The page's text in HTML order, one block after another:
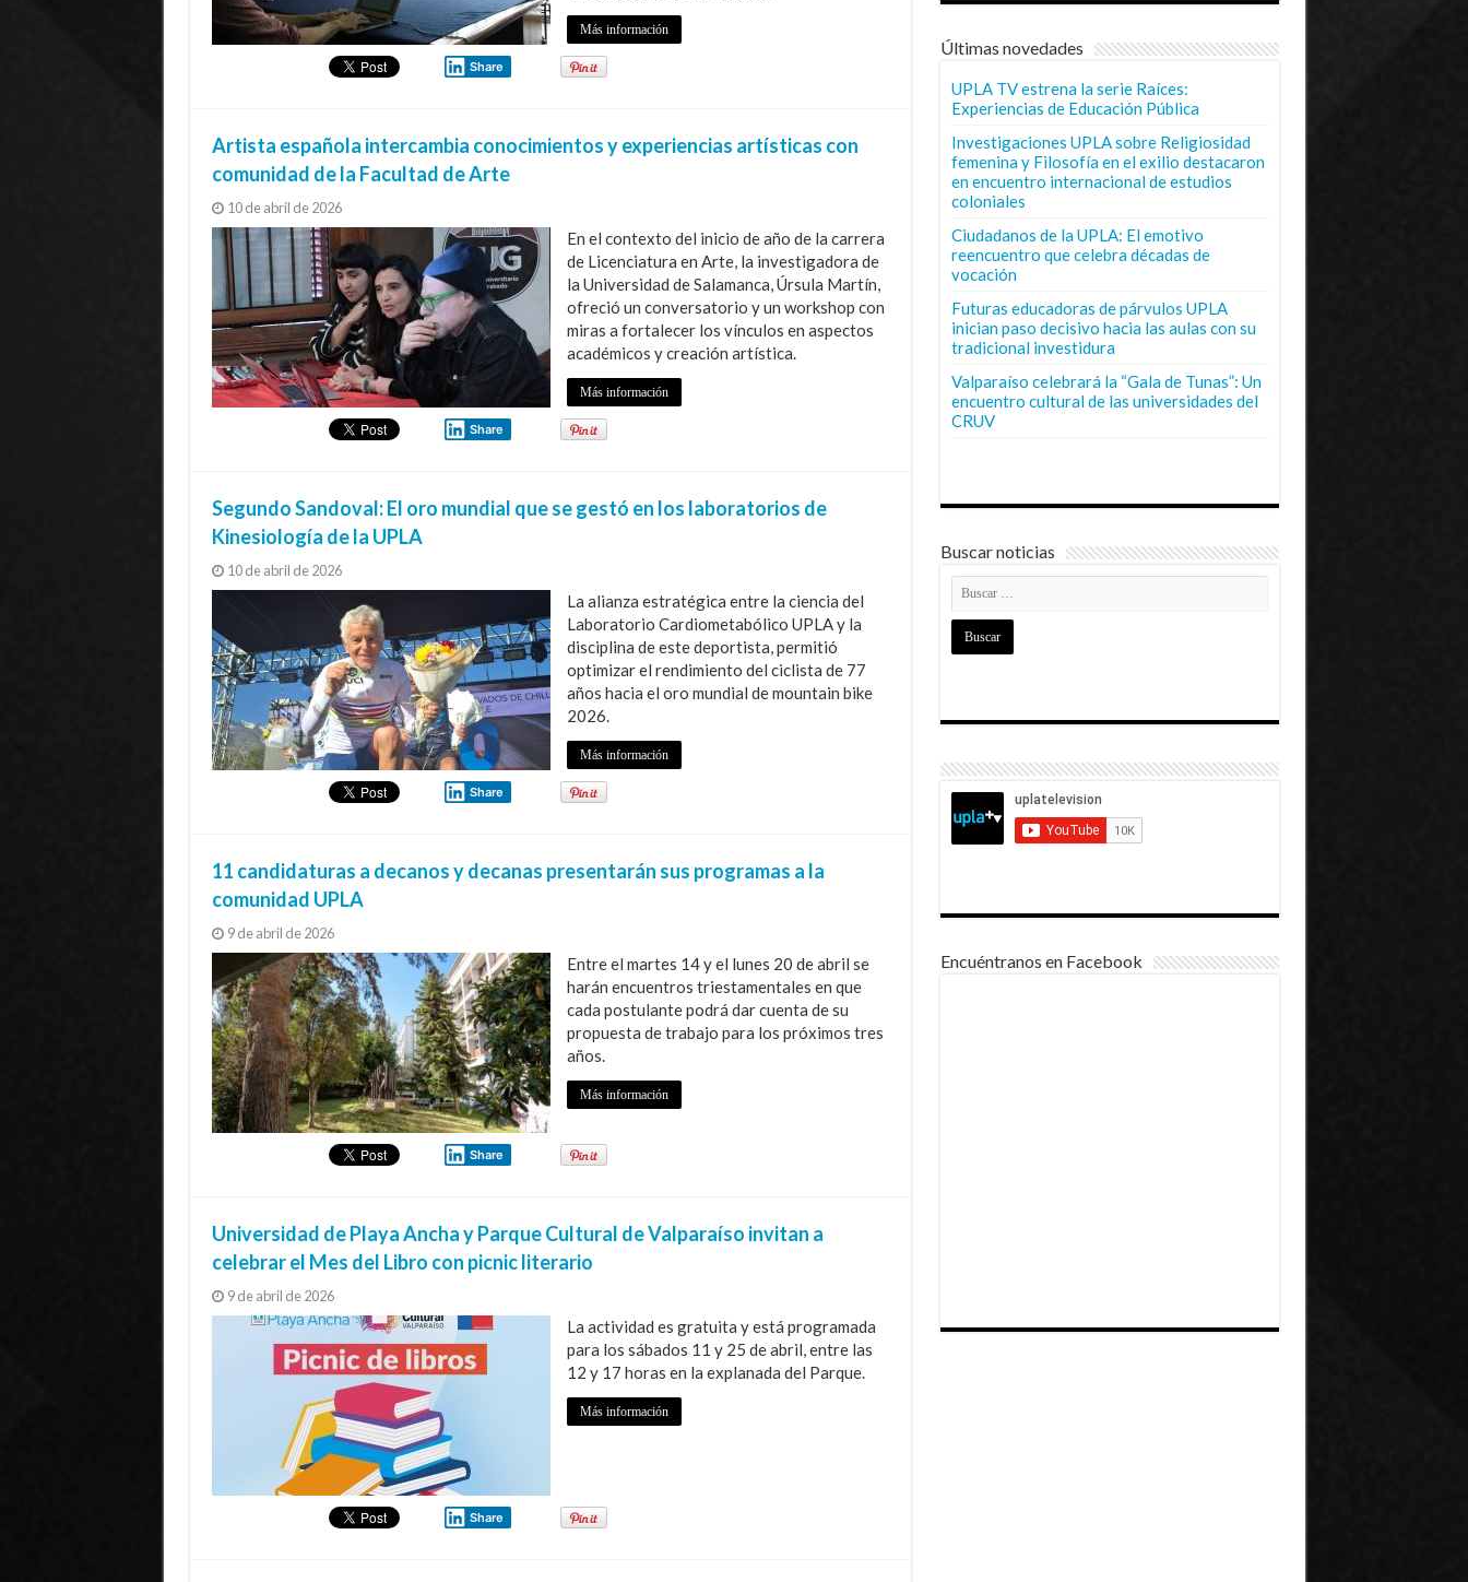
Más información
Share
Artista española intercambia conocimientos y experiencias artísticas con
comunidad de la Facultad de Arte
10 de abril de 2026
En el contexto del inicio de año de la carrera
de Licenciatura en Arte, la investigadora de
la Universidad de Salamanca, Úrsula Martín,
ofreció un conversatorio y un workshop con
miras a fortalecer los vínculos en aspectos
académicos y creación artística.
Más información
Share
Segundo Sandoval: El oro mundial que se gestó en los laboratorios de
Kinesiología de la UPLA
10 de abril de 2026
La alianza estratégica entre la ciencia del
Laboratorio Cardiometabólico UPLA y la
disciplina de este deportista, permitió
optimizar el rendimiento del ciclista de 77
años hacia el oro mundial de mountain bike
2026.
Más información
Share
11 candidaturas a decanos y decanas presentarán sus programas a la
comunidad UPLA
9 de abril de 2026
Entre el martes 14 y el lunes 20 de abril se
harán encuentros triestamentales en que
cada postulante podrá dar cuenta de su
propuesta de trabajo para los próximos tres
años.
Más información
Share
Universidad de Playa Ancha y Parque Cultural de Valparaíso invitan a
celebrar el Mes del Libro con picnic literario
9 de abril de 2026
La actividad es gratuita y está programada
para los sábados 11 y 25 de abril, entre las
12 y 17 horas en la explanada del Parque.
Más información
Share
Últimas novedades
UPLA TV estrena la serie Raíces:
Experiencias de Educación Pública
Investigaciones UPLA sobre Religiosidad
femenina y Filosofía en el exilio destacaron
en encuentro internacional de estudios
coloniales
Ciudadanos de la UPLA: El emotivo
reencuentro que celebra décadas de
vocación
Futuras educadoras de párvulos UPLA
inician paso decisivo hacia las aulas con su
tradicional investidura
Valparaíso celebrará la “Gala de Tunas”: Un
encuentro cultural de las universidades del
CRUV
Buscar noticias
Encuéntranos en Facebook